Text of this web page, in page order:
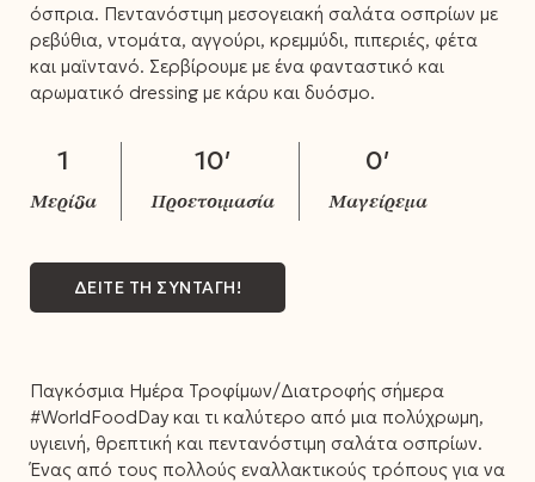
όσπρια. Πεντανόστιμη μεσογειακή σαλάτα οσπρίων με
ρεβύθια, ντομάτα, αγγούρι, κρεμμύδι, πιπεριές, φέτα
και μαϊντανό. Σερβίρουμε με ένα φανταστικό και
αρωματικό dressing με κάρυ και δυόσμο.
1 10′ 0′
ΔΕΙΤΕ ΤΗ ΣΥΝΤΑΓΗ!
Παγκόσμια Ημέρα Τροφίμων/Διατροφής σήμερα
#WorldFoodDay και τι καλύτερο από μια πολύχρωμη,
υγιεινή, θρεπτική και πεντανόστιμη σαλάτα οσπρίων.
Ένας από τους πολλούς εναλλακτικούς τρόπους για να